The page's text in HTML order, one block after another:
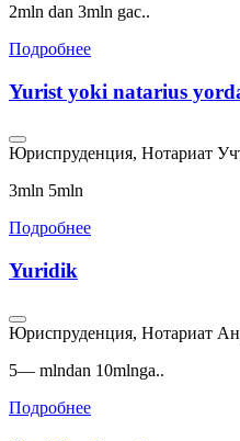
2mln dan 3mln gac..
Подробнее
Yurist yoki natarius
Юриспруденция, Нотариат
3mln 5mln
Подробнее
Yuridik
Юриспруденция, Нотариат
5— mlndan 10mlnga..
Подробнее